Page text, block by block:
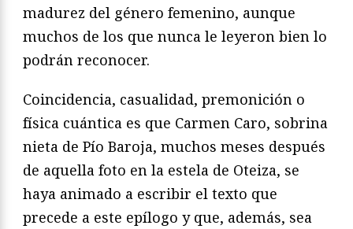
madurez del género femenino, aunque
muchos de los que nunca le leyeron bien lo
podrán reconocer.
Coincidencia, casualidad, premonición o
física cuántica es que Carmen Caro, sobrina
nieta de Pío Baroja, muchos meses después
de aquella foto en la estela de Oteiza, se
haya animado a escribir el texto que
precede a este epílogo y que, además, sea